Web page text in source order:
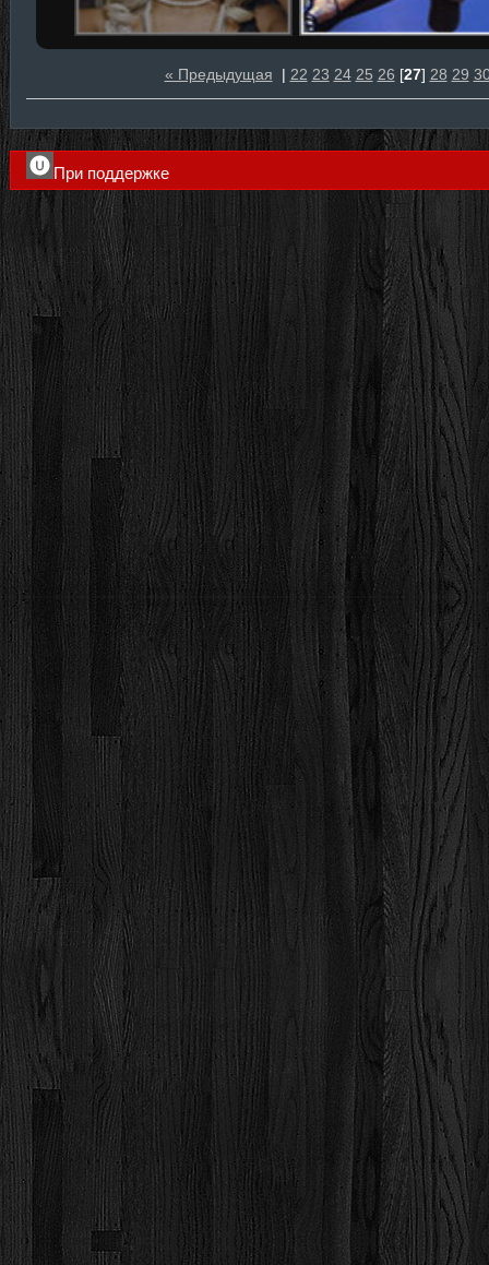
« Предыдущая | 22 23 24 25 26 [27] 28 29
При поддержке